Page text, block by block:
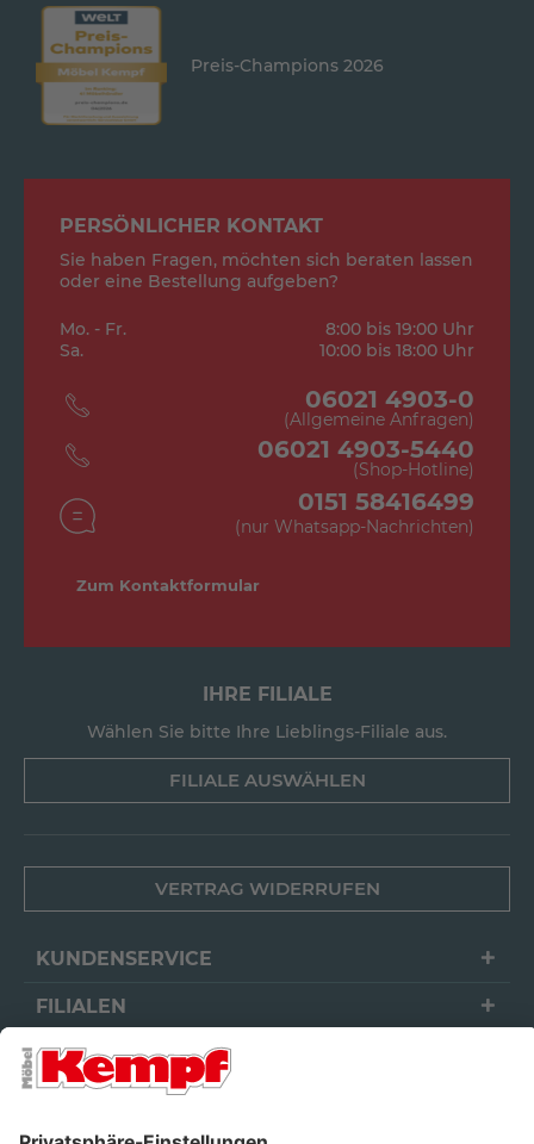
Preis-Champions 2026
PERSÖNLICHER KONTAKT
Sie haben Fragen, möchten sich beraten lassen
oder eine Bestellung aufgeben?
Mo. - Fr.
8:00 bis 19:00 Uhr
Sa.
10:00 bis 18:00 Uhr
06021 4903-0
(Allgemeine Anfragen)
06021 4903-5440
(Shop-Hotline)
0151 58416499
(nur Whatsapp-Nachrichten)
Zum Kontaktformular
IHRE FILIALE
Wählen Sie bitte Ihre Lieblings-Filiale aus.
FILIALE AUSWÄHLEN
VERTRAG WIDERRUFEN
KUNDENSERVICE
FILIALEN
UNTERNEHMEN